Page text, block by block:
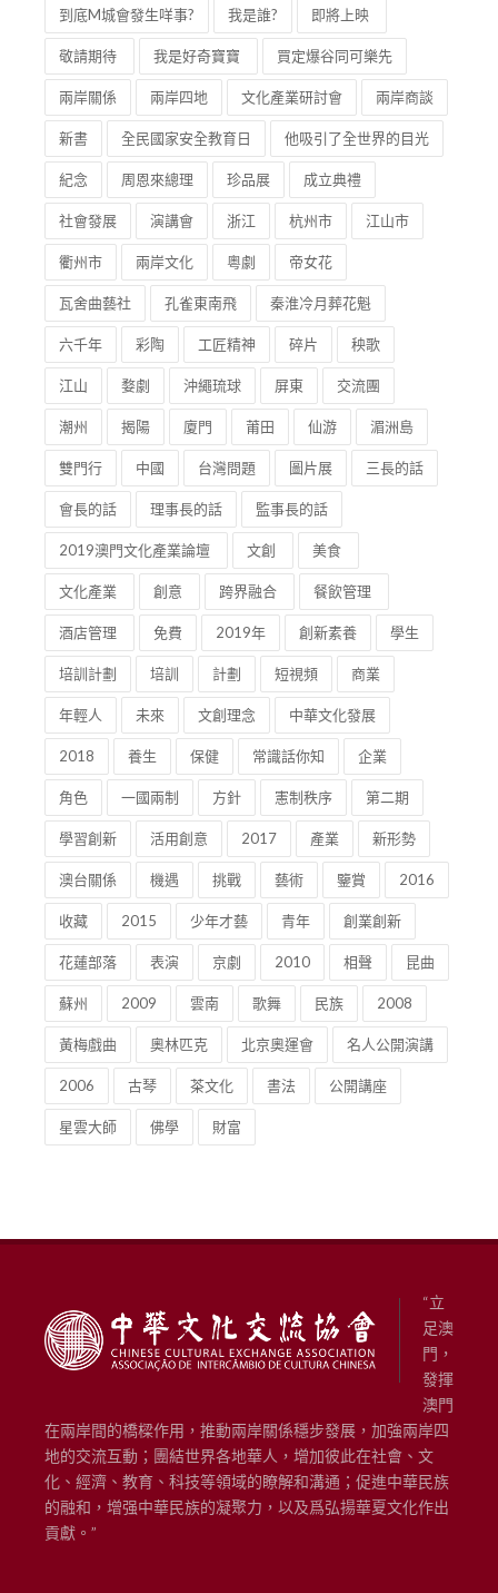
濠江 臺灣攝影家眼中的澳門 宜蘭巡展
到底M城會發生咩事? 我是誰? 即將上映
敬請期待 我是好奇寶寶 買定爆谷同可樂先
兩岸關係 兩岸四地 文化產業研討會 兩岸商談
新書 全民國家安全教育日 他吸引了全世界的目光
紀念 周恩來總理 珍品展 成立典禮
社會發展 演講會 浙江 杭州市
衢州市 兩岸文化 粵劇 帝女花
瓦舍曲藝社 孔雀東南飛 秦淮冷月葬花魁
六千年 彩陶 工匠精神 碎片 秧歌
江山 婺劇 沖繩琉球 交流團
潮州 揭陽 廈門 莆田 仙游 湄洲島
雙門行 中國 台灣問題 圖片展
會長的話 理事長的話 監事長的話
2019澳門文化產業論壇 文創 美食
文化產業 創意 跨界融合 餐飲管理
酒店管理 免費 2019年 創新素養
培訓計劃 培訓 計劃 短視頻 商業
年輕人 未來 文創理念 中華文化發展
2018 養生 保健 常識話你知 企業
角色 一國兩制 憲制秩序 第二期
學習創新 活用創意 2017 產業 新形勢
澳台關係 機遇 挑戰 藝術 鑒賞 2016
收藏 2015 少年才藝 青年 創業創新
花蓮部落 表演 京劇 2010 昆曲
蘇州 2009 雲南 歌舞 2008
黃梅戲曲 奧林匹克 北京奧運會 名人公開演講
2006 古琴 茶文化
“立
足澳
門，
發揮
澳門
在兩岸間的橋樑作用，推動兩岸關係穩步發展，加強兩岸四
地的交流互動；團結世界各地華人，增加彼此在社會、文
化、經濟、教育、科技等領域的瞭解和溝通；促進中華民族
的融和，增强中華民族的凝聚力，以及爲弘揚華夏文化作出